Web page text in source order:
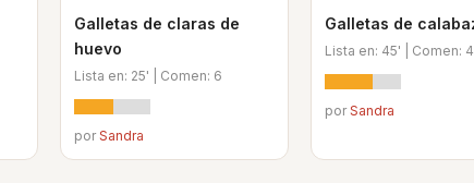
Galletas de claras de
huevo
Lista en: 25' | Comen: 6
porSandra
Galletas de
Lista en: 45' | Comen: 4
porSandra